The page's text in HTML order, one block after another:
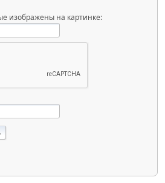
изображены на картинке: